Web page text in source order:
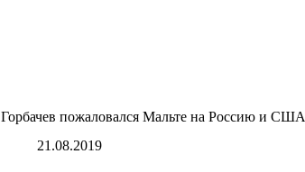
Горбачев пожаловался Мальте на Россию и США
21.08.2019